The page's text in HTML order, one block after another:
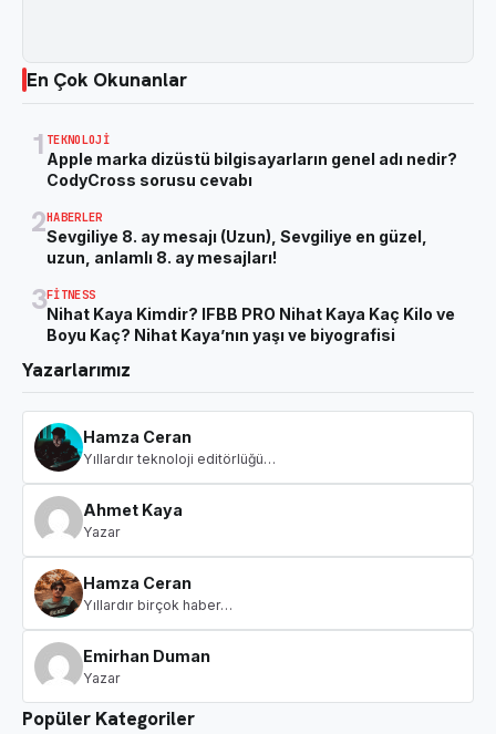
En Çok Okunanlar
1 TEKNOLOJI
Apple marka dizüstü bilgisayarların genel adı nedir?
CodyCross sorusu cevabı
2HABERLER
Sevgiliye 8. ay mesajı (Uzun), Sevgiliye en güzel,
uzun, anlamlı 8. ay mesajları!
3FITNESS
Nihat Kaya Kimdir? IFBB PRO Nihat Kaya Kaç Kilo ve
Boyu Kaç? Nihat Kaya’nın yaşı ve biyografisi
Yazarlarımız
Hamza Ceran
Yıllardır teknoloji editörlüğü…
Ahmet Kaya
Yazar
Hamza Ceran
Yıllardır birçok haber…
Emirhan Duman
Yazar
Popüler Kategoriler